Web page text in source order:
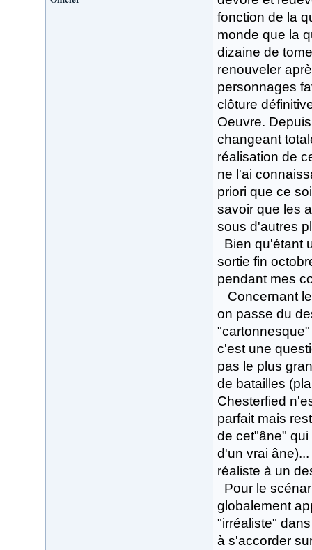
fonction de la
monde que la
dizaine de
renouveler
personnages
clôture
Oeuvre.
changeant
réalisation de
ne l'ai
priori que ce
savoir que les
sous d'autres
Bien qu'étant
sortie fin
pendant mes
Concernant
on passe du
c'est une
pas le plus
de batailles
Chesterfied
parfait mais
de cet"âne"
d'un vrai
réaliste à un
Pour le
globalement
"irréaliste"
à s'accorder